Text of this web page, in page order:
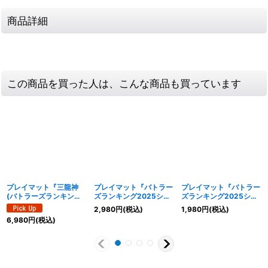
商品詳細
この商品を買った人は、こんな商品も買っています
プレイマット『三龍神
(バトラーズランキン
グ)』【-】{-}《サプラ
イ》
6,980円(税込)
プレイマット『バトラー
ズランキング2025シー
ズン2上位記念品』【-】
{-}《サプライ》
2,980円(税込)
プレイマット『バトラー
ズランキング2025シー
ズン3上位記念品』【-】
{-}《サプライ》
1,980円(税込)